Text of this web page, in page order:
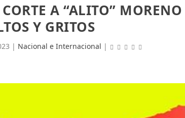
A “ALITO” MORENO
Y GRITOS
| Nacional e Internacional |